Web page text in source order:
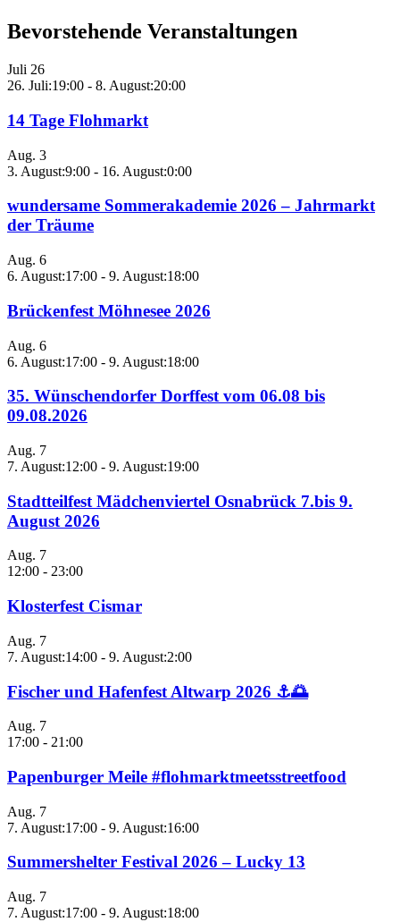
Bevorstehende Veranstaltungen
Juli 26
26. Juli:19:00 - 8. August:20:00
14 Tage Flohmarkt
Aug. 3
3. August:9:00 - 16. August:0:00
wundersame Sommerakademie 2026 – Jahrmarkt
der Träume
Aug. 6
6. August:17:00 - 9. August:18:00
Brückenfest Möhnesee 2026
Aug. 6
6. August:17:00 - 9. August:18:00
35. Wünschendorfer Dorffest vom 06.08 bis
09.08.2026
Aug. 7
7. August:12:00 - 9. August:19:00
Stadtteilfest Mädchenviertel Osnabrück 7.bis 9.
August 2026
Aug. 7
12:00 - 23:00
Klosterfest Cismar
Aug. 7
7. August:14:00 - 9. August:2:00
Fischer und Hafenfest Altwarp 2026 ⚓🌅
Aug. 7
17:00 - 21:00
Papenburger Meile #flohmarktmeetsstreetfood
Aug. 7
7. August:17:00 - 9. August:16:00
Summershelter Festival 2026 – Lucky 13
Aug. 7
7. August:17:00 - 9. August:18:00